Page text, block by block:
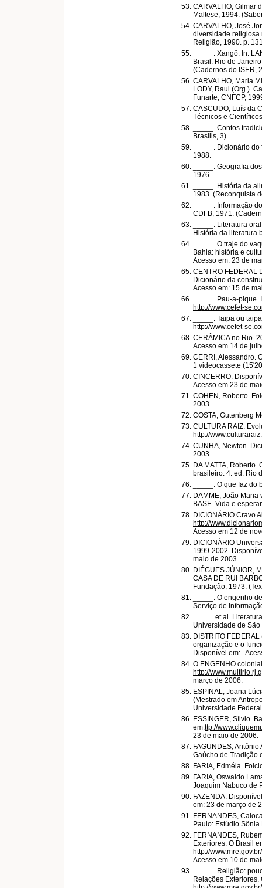
CARVALHO, Gilmar
Maltese, 1994.
CARVALHO, José
diversidade religiosa
Religião, 1990. p.
_____. Xangô. In:
Brasil. Rio de
(Cadernos do ISER,
CARVALHO, Maria
LODY, Raul (Org.).
Funarte, CNFCP,
CASCUDO, Luís da
Técnicos e
_____. Contos
Brasilis, 3).
_____. Dicionário
1988.
_____. Geografia
1976.
_____. História da
1983. (Reconquista
_____. Informação
CDFB, 1971.
_____. Literatura
História da literatura
_____. O traje do
Bahia: história e
Acesso em: 23 de
CENTRO FEDERAL
Dicionário da
Acesso em: 15 de
_____. Pau-a-
http://www.cefet-
_____. Taipa ou
http://www.cefet-
CERÂMICA no Rio.
Acesso em 14 de
CERRI, Alessandro.
1 videocassete
CINCERRO.
Acesso em 23 de
COHEN, Roberto.
2003.
COSTA, Gutenberg
CULTURA RAIZ.
http://
CUNHA, Newton.
2003.
DA MATTA,
brasileiro. 4. ed. Rio
_____. O que faz
DAMME, João Maria
BASE. Vida e
DICIONÁRIO Cravo
http://
Acesso em 12 de
DICIONÁRIO
1999-2002.
maio de 2003.
DIÉGUES JÚNIOR,
CASA DE RUI
Fundação, 1973.
_____. O engenho
Serviço de
_____ et al.
Universidade de
DISTRITO
organização e o
Disponível em: .
O ENGENHO
http://
março de 2006.
ESPINAL, Joana
(Mestrado em
Universidade
ESSINGER, Sílvio.
em:ttp://
23 de maio de 2006.
FAGUNDES,
Gaúcho de Tradição
FARIA, Edméia.
FARIA, Oswaldo
Joaquim Nabuco de
FAZENDA.
em: 23 de março de
FERNANDES,
Paulo: Estúdio
FERNANDES,
Exteriores. O Brasil
http://
Acesso em 10 de
_____. Religião:
Relações